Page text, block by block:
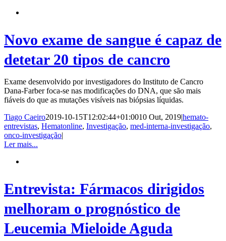
Novo exame de sangue é capaz de
detetar 20 tipos de cancro
Exame desenvolvido por investigadores do Instituto de Cancro
Dana-Farber foca-se nas modificações do DNA, que são mais
fiáveis do que as mutações visíveis nas biópsias líquidas.
Tiago Caeiro2019-10-15T12:02:44+01:0010 Out, 2019|hemato-
entrevistas, Hematonline, Investigação, med-interna-investigação,
onco-investigação|
Ler mais...
Entrevista: Fármacos dirigidos
melhoram o prognóstico de
Leucemia Mieloide Aguda